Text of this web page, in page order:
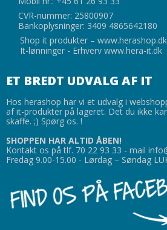
CVR-nummer: 25800907
Bankoplysninger: 3409 4865642180
Shop it produkter – www.herashop.dk
It-lønninger - Erhverv www.hera-it.dk
ET BREDT UDVALG AF IT
Hos herashop har vi et udvalg i
af it-produkter på lageret. Det du ikke
skaffe. ;) Spørg os. !
SHOPPEN HAR ALTID ÅBEN!
Kontakt os på tlf. 70 22 93 33 - mail
Fredag 9.00-15.00 - Lørdag – Søndag